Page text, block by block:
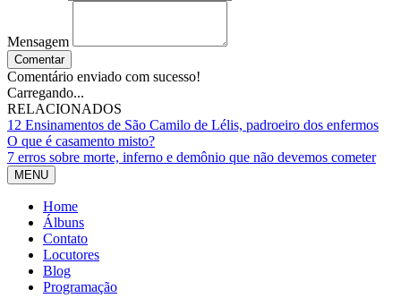
Mensagem
Comentar
Comentário enviado com sucesso!
Carregando...
RELACIONADOS
12 Ensinamentos de São Camilo de Lélis, padroeiro dos enfermos
O que é casamento misto?
7 erros sobre morte, inferno e demônio que não devemos cometer
MENU
Home
Álbuns
Contato
Locutores
Blog
Programação